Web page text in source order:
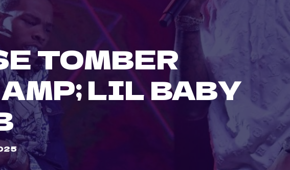
TOMBER
LIL BABY